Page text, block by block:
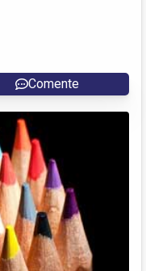
Comente